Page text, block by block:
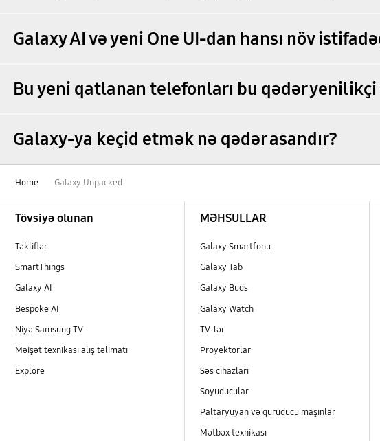
Galaxy AI və yeni One UI-dan hansı növ
Bu yeni qatlanan telefonları bu qədər
Galaxy-ya keçid etmək nə qədər asandır?
Home Galaxy Unpacked
Tövsiyə olunan
Təkliflər
SmartThings
Galaxy AI
Bespoke AI
Niyə Samsung TV
Məişət texnikası alış təlimatı
Explore
MƏHSULLAR
Galaxy Smartfonu
Galaxy Tab
Galaxy Buds
Galaxy Watch
TV-lər
Proyektorlar
Səs cihazları
Soyuducular
Paltaryuyan və quruducu maşınlar
Mətbəx texnikası